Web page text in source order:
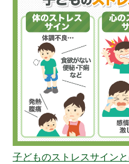
子どものストレスサイン